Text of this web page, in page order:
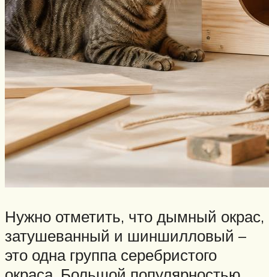
Нужно отметить, что дымный окрас,
затушеванный и шиншилловый –
это одна группа серебристого